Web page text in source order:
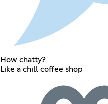
How chatty?
Like a chill coffee shop